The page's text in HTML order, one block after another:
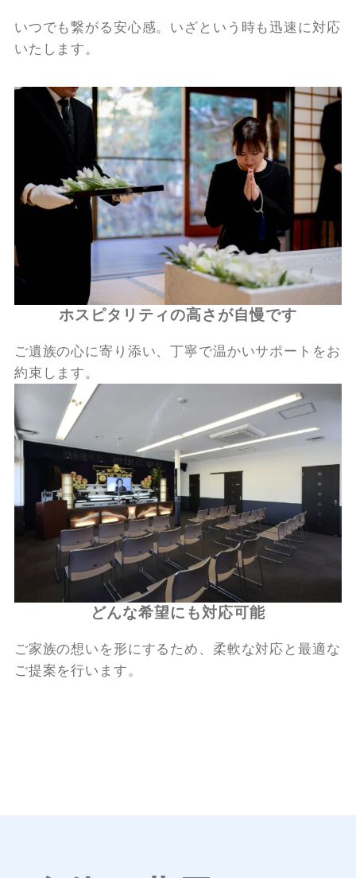
いつでも繋がる安心感。いざという時も迅速に対応
いたします。
ホスピタリティの高さが自慢です
ご遺族の心に寄り添い、丁寧で温かいサポートをお
約束します。
どんな希望にも対応可能
ご家族の想いを形にするため、柔軟な対応と最適な
ご提案を行います。